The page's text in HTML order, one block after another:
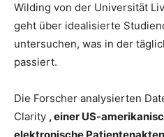
Wilding von der Universität
geht über idealisierte
untersuchen, was in der
passiert.
Die Forscher analysierten
Clarity , einer US-